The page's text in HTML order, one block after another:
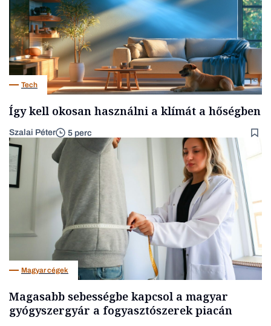
Tech
Így kell okosan használni a klímát a hőségben
Szalai Péter 5 perc
Magyar cégek
Magasabb sebességbe kapcsol a magyar
gyógyszergyár a fogyasztószerek piacán